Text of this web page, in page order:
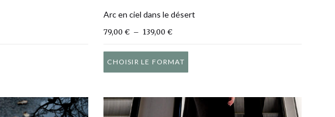
: 79,00 € à 139,00 €
a plusieurs variations. Les options peuvent être choisies sur la page du produit
Arc en ciel dans le désert
79,00€ – 139,00€Plage de prix : 79,00 € à 139,00 €
CHOISIR LE FORMAT